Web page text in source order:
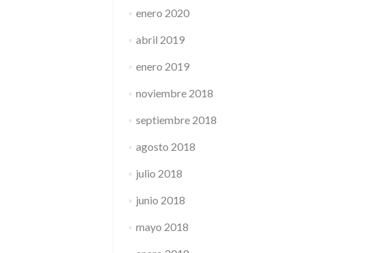
enero 2020
abril 2019
enero 2019
noviembre 2018
septiembre 2018
agosto 2018
julio 2018
junio 2018
mayo 2018